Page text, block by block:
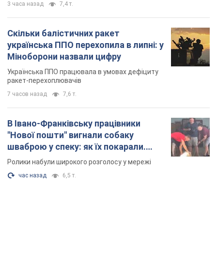
3 часа назад 7,4 т.
Скільки балістичних ракет
українська ППО перехопила в липні: у
Міноборони назвали цифру
Українська ППО працювала в умовах дефіциту
ракет-перехоплювачів
7 часов назад 7,6 т.
В Івано-Франківську працівники
"Нової пошти" вигнали собаку
шваброю у спеку: як їх покарали.
Відео
Ролики набули широкого розголосу у мережі
час назад 6,5 т.